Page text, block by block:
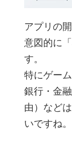
アプリの
意図的に
す。
特にゲー
銀行・金
由）など
いですね。